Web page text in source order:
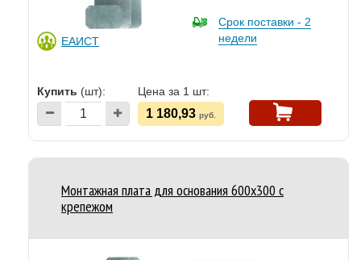
ЕАИСТ
Срок поставки - 2
недели
Купить (шт): Цена за 1 шт:
1 180,93 руб.
Монтажная плата для основания 600x300 с
крепежом